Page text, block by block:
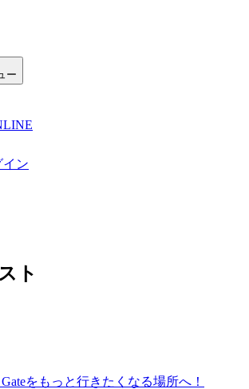
ー
イン
ト
をもっと行きたくなる場所へ！